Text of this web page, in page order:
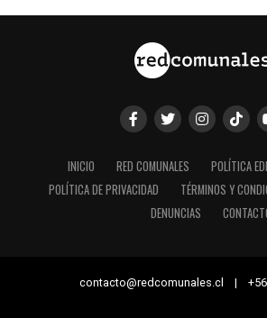
INICIO RED COMUNALES
POLÍTICA
POLÍTICA DE PRIVACIDAD
TÉRMINOS Y
DENUNCIAS
contacto@redcomunales.cl |